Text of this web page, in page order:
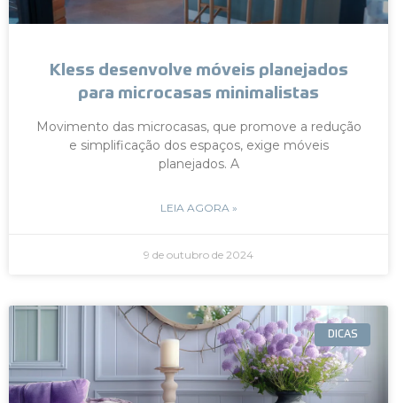
Kless desenvolve móveis planejados
para microcasas minimalistas
Movimento das microcasas, que promove a redução
e simplificação dos espaços, exige móveis
planejados. A
LEIA AGORA »
9 de outubro de 2024
DICAS